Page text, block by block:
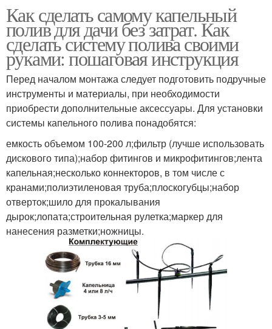
Как сделать самому капельный
полив для дачи без затрат. Как
сделать систему полива своими
руками: пошаговая инструкция
Перед началом монтажа следует подготовить подручные
инструменты и материалы, при необходимости
приобрести дополнительные аксессуары. Для установки
системы капельного полива понадобятся:
емкость объемом 100-200 л;фильтр (лучше использовать
дискового типа);набор фитингов и микрофитингов;лента
капельная;несколько коннекторов, в том числе с
кранами;полиэтиленовая труба;плоскогубцы;набор
отверток;шило для прокалывания
дырок;лопата;строительная рулетка;маркер для
нанесения разметки;ножницы.